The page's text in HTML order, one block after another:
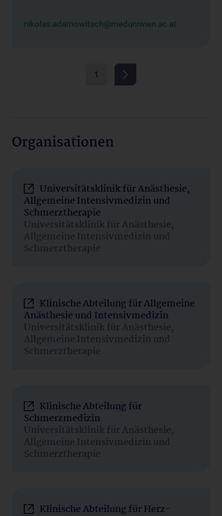
nikolas.adamowitsch@meduniwien.ac.at
1
Organisationen
Universitätsklinik für Anästhesie,
Allgemeine Intensivmedizin und
Schmerztherapie
Universitätsklinik für Anästhesie,
Allgemeine Intensivmedizin und
Schmerztherapie
Klinische Abteilung für Allgemeine
Anästhesie und Intensivmedizin
Universitätsklinik für Anästhesie,
Allgemeine Intensivmedizin und
Schmerztherapie
Klinische Abteilung für
Schmerzmedizin
Universitätsklinik für Anästhesie,
Allgemeine Intensivmedizin und
Schmerztherapie
Klinische Abteilung für Herz-